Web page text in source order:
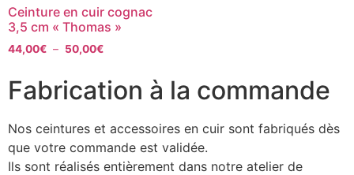
Ceinture en cuir cognac
3,5 cm « Thomas »
44,00€ – 50,00€
Fabrication à la commande
Nos ceintures et accessoires en cuir sont fabriqués dès
que votre commande est validée.
Ils sont réalisés entièrement dans notre atelier de